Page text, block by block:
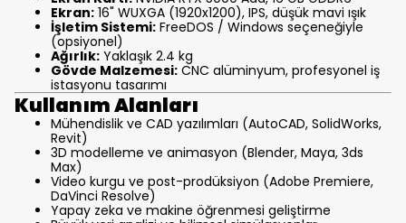
Ekran: 16" WUXGA (1920x1200), IPS, düşük mavi ışık
İşletim Sistemi: FreeDOS / Windows seçeneğiyle
(opsiyonel)
Ağırlık: Yaklaşık 2.4 kg
Gövde Malzemesi: CNC alüminyum, profesyonel iş
istasyonu tasarımı
Kullanım Alanları
Mühendislik ve CAD yazılımları (AutoCAD, SolidWorks,
Revit)
3D modelleme ve animasyon (Blender, Maya, 3ds
Max)
Video kurgu ve post-prodüksiyon (Adobe Premiere,
DaVinci Resolve)
Yapay zeka ve makine öğrenmesi geliştirme